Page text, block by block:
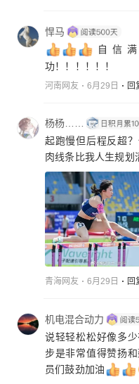
悍马
自信
功！！！！！！
河南网友 6月29日 回
杨杨……
起跑慢但后程反超
肉线条比我人生规划
青海网友 6月29日 回
机电混合动力
说轻轻松松好像多
步是非常值得赞扬
员们鼓劲加油